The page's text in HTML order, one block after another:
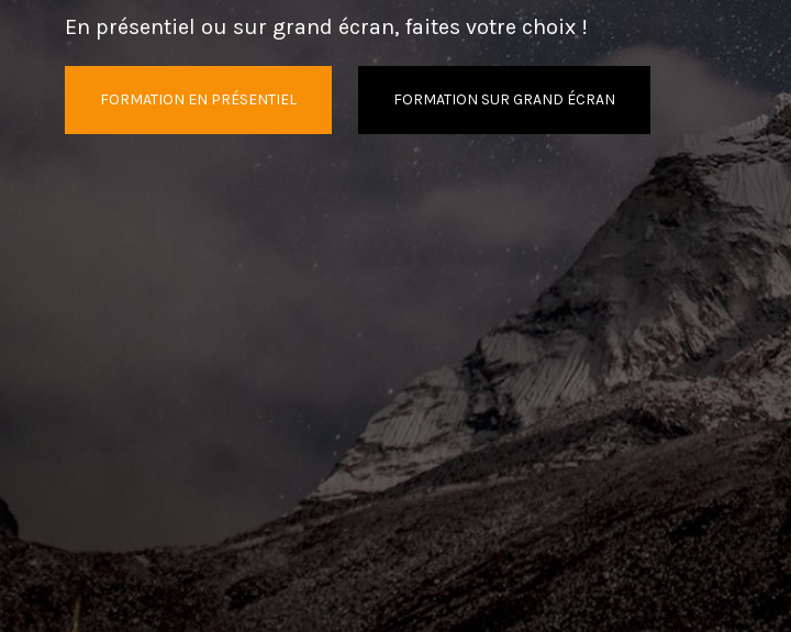
En présentiel ou sur grand écran, faites votre choix !
FORMATION EN PRÉSENTIEL FORMATION SUR GRAND ÉCRAN